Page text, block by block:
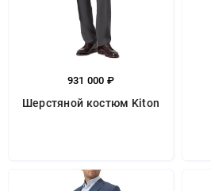
931 000 ₽
Шерстяной костюм Kiton